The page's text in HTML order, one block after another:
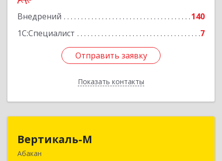
Внедрений
140
1С:Специалист
7
Отправить заявку
Показать контакты
Отправить заявку
Назад
Вертикаль-М
Абакан655017, Хакасия Респ, Абакан г, Чертыгашева